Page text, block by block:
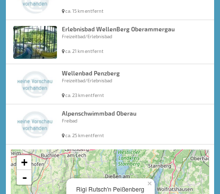
ca. 15 km entfernt
Erlebnisbad WellenBerg Oberammergau
Freizeitbad/Erlebnisbad
ca. 21 km entfernt
Wellenbad Penzberg
Freizeitbad/Erlebnisbad
ca. 23 km entfernt
Alpenschwimmbad Oberau
Freibad
ca. 25 km entfernt
×
Rigi Rutsch'n Peißenberg
+
-